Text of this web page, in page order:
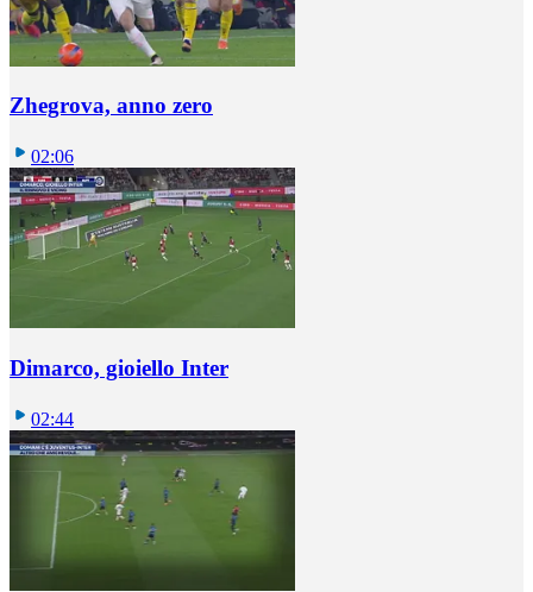
Zhegrova, anno zero
02:06
Dimarco, gioiello Inter
02:44